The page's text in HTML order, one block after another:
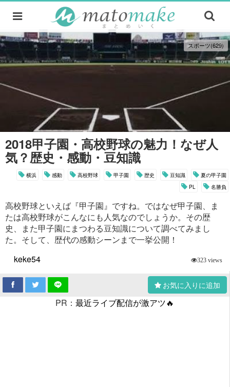
スポーツ(629)
2018甲子園・高校野球の魅力！なぜ人
気？歴史・感動・豆知識
横浜 感動 高校野球 甲子園 歴史 豆知識
夏の甲子園
PL
名勝負
高校野球といえば『甲子園』ですね。ではなぜ甲子園、ま
たは高校野球がこんなにも人気なのでしょうか。その歴
史、また甲子園にまつわる豆知識について調べてみまし
た。そして、歴代の感動シーンまで一挙公開！
keke54
323 views
お気に入りに追加
PR： 最近ライブ配信が激アツ🔥